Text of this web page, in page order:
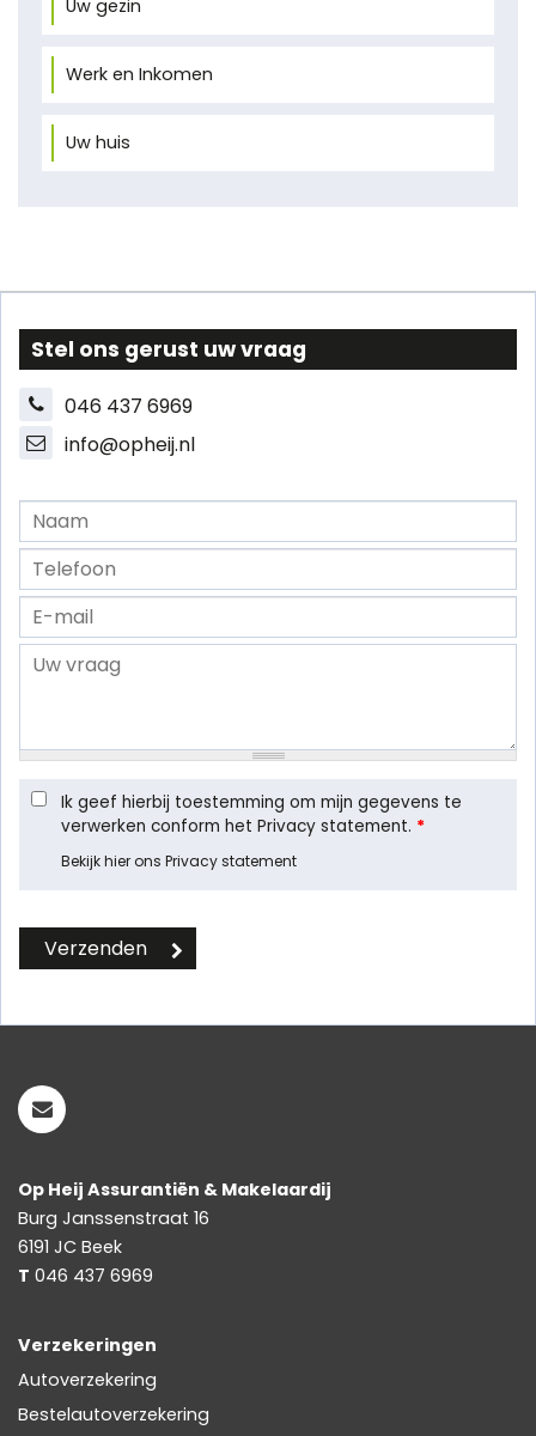
Uw gezin
Werk en Inkomen
Uw huis
Stel ons gerust uw vraag
046 437 6969
info@opheij.nl
Ik geef hierbij toestemming om mijn gegevens te
verwerken conform het Privacy statement. *
Bekijk hier ons Privacy statement
Op Heij Assurantiën & Makelaardij
Burg Janssenstraat 16
6191 JC Beek
T 046 437 6969
Verzekeringen
Autoverzekering
Bestelautoverzekering